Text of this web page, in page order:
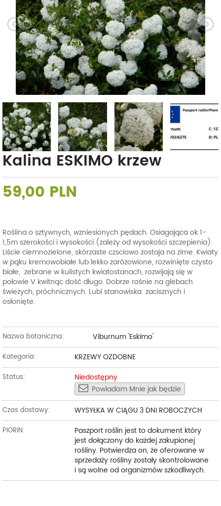
Kalina ESKIMO krzew
59,00 PLN
Roślina o sztywnych, wzniesionych pędach. Osiagająca ok 1-
1,5m szerokości i wysokości (zależy od wysokości szczepienia).
Liście ciemnozielone, skórzaste czsciowo zostaja na zime. Kwiaty
w pąku kremowobiałe lub lekko zaróżowione, rozwinięte czysto
białe, zebrane w kulistych kwiatostanach, rozwijają się w
połowie V kwitnąc dość długo. Dobrze rośnie na glebach
świeżych, próchnicznych. Lubi stanowiska zacisznych i
osłonięte.
Nazwa botaniczna: Viburnum 'Eskimo'
Kategoria: KRZEWY OZDOBNE
Status:
Niedostępny
Powiadom Mnie jak będzie
Czas dostawy: WYSYŁKA W CIĄGU 3 DNI ROBOCZYCH
PIORiN:
Paszport roślin jest to dokument który
jest dołączony do każdej zakupionej
rośliny. Potwierdza on, że oferowane w
sprzedaży rośliny zostały skontrolowane
i są wolne od organizmów szkodliwych.